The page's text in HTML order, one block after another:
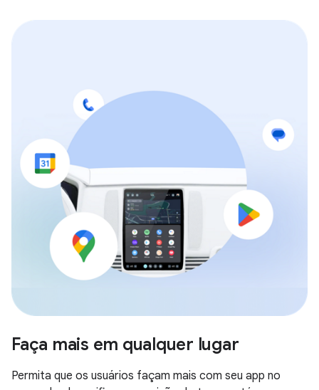
Faça mais em qualquer lugar
Permita que os usuários façam mais com seu app no